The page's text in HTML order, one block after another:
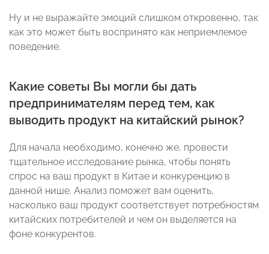
Ну и не выражайте эмоций слишком откровенно, так
как это может быть воспринято как неприемлемое
поведение.
Какие советы Вы могли бы дать
предпринимателям перед тем, как
выводить продукт на китайский рынок?
Для начала необходимо, конечно же, провести
тщательное исследование рынка, чтобы понять
спрос на ваш продукт в Китае и конкуренцию в
данной нише. Анализ поможет вам оценить,
насколько ваш продукт соответствует потребностям
китайских потребителей и чем он выделяется на
фоне конкурентов.